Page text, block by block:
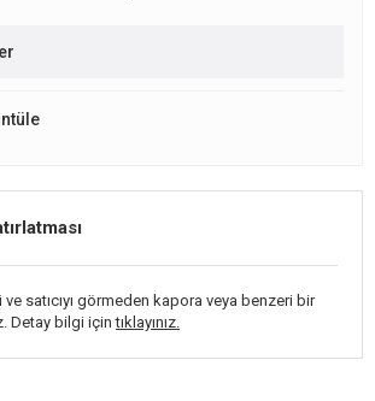
satıcıyı görmeden kapora veya benzeri bir
Detay bilgi içintıklayınız.